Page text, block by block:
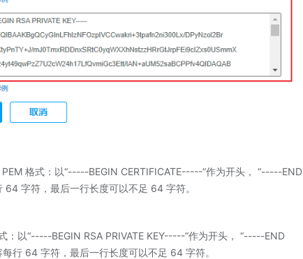
PEM 格式：以“-----BEGIN CERTIFICATE-----”作为开头， “-----END
字符，最后一行长度可以不足 64 字符。
：以“-----BEGIN RSA PRIVATE KEY-----”作为开头， “-----END
行 64 字符，最后一行长度可以不足 64 字符。